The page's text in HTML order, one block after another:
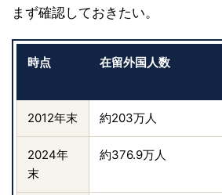
まず確認しておきたい。
時点 在留外国人数
2012年末 約203万人
2024年
末
約376.9万人